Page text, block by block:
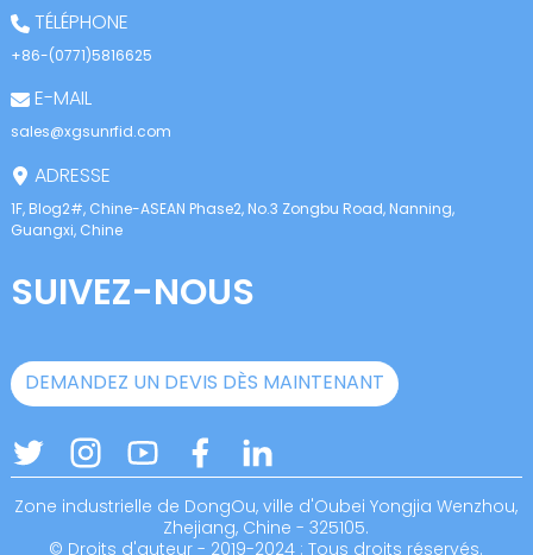
TÉLÉPHONE
+86-(0771)5816625
E-MAIL
sales@xgsunrfid.com
ADRESSE
1F, Blog2#, Chine-ASEAN Phase2, No.3 Zongbu Road, Nanning,
Guangxi, Chine
SUIVEZ-NOUS
DEMANDEZ UN DEVIS DÈS MAINTENANT
Zone industrielle de DongOu, ville d'Oubei Yongjia Wenzhou,
Zhejiang, Chine - 325105.
© Droits d'auteur - 2019-2024 : Tous droits réservés.